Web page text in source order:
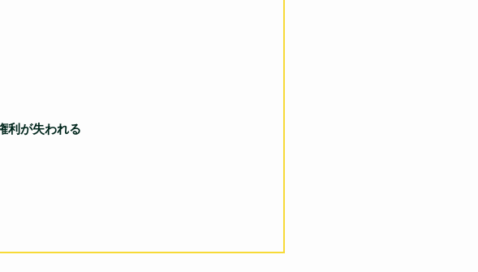
利が失われる